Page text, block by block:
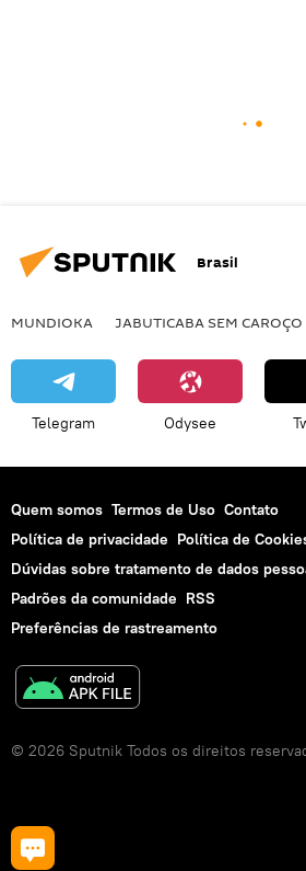
Brasil
MUNDIOKA JABUTICABA SEM CAROÇO
Telegram Odysee
Quem somos Termos de Uso Contato
Política de privacidade Política de
Dúvidas sobre tratamento de dados
Padrões da comunidade RSS
Preferências de rastreamento
© 2026 Sputnik Todos os direitos